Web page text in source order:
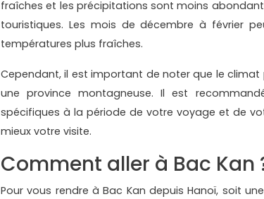
fraîches et les précipitations sont moins
touristiques. Les mois de décembre à février
températures plus fraîches.
Cependant, il est important de noter que le
une province montagneuse. Il est
spécifiques à la période de votre voyage et de
mieux votre visite.
Comment aller à Bac Kan
Pour vous rendre à Bac Kan depuis Hanoï, soit